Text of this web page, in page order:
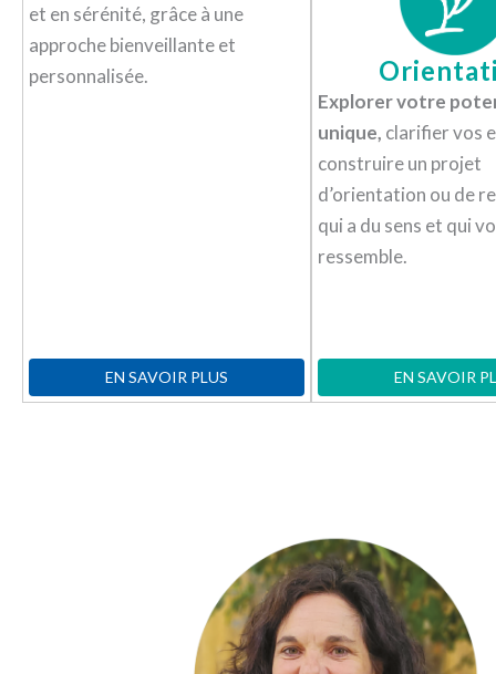
et en sérénité, grâce à une
approche bienveillante et
personnalisée.
EN SAVOIR PLUS
Explorer votre
unique, clarifier vos
construire un projet
d’orientation ou de
qui a du sens et qui
ressemble.
EN SAVOIR